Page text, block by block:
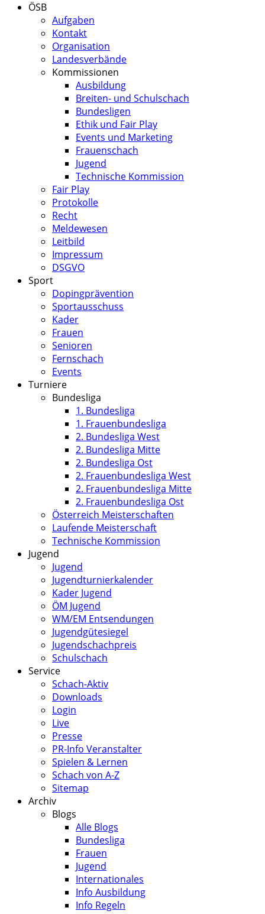
ÖSB
Aufgaben
Kontakt
Organisation
Landesverbände
Kommissionen
Ausbildung
Breiten- und Schulschach
Bundesligen
Ethik und Fair Play
Events und Marketing
Frauenschach
Jugend
Technische Kommission
Fair Play
Protokolle
Recht
Meldewesen
Leitbild
Impressum
DSGVO
Sport
Dopingprävention
Sportausschuss
Kader
Frauen
Senioren
Fernschach
Events
Turniere
Bundesliga
1. Bundesliga
1. Frauenbundesliga
2. Bundesliga West
2. Bundesliga Mitte
2. Bundesliga Ost
2. Frauenbundesliga West
2. Frauenbundesliga Mitte
2. Frauenbundesliga Ost
Österreich Meisterschaften
Laufende Meisterschaft
Technische Kommission
Jugend
Jugend
Jugendturnierkalender
Kader Jugend
ÖM Jugend
WM/EM Entsendungen
Jugendgütesiegel
Jugendschachpreis
Schulschach
Service
Schach-Aktiv
Downloads
Login
Live
Presse
PR-Info Veranstalter
Spielen & Lernen
Schach von A-Z
Sitemap
Archiv
Blogs
Alle Blogs
Bundesliga
Frauen
Jugend
Internationales
Info Ausbildung
Info Regeln